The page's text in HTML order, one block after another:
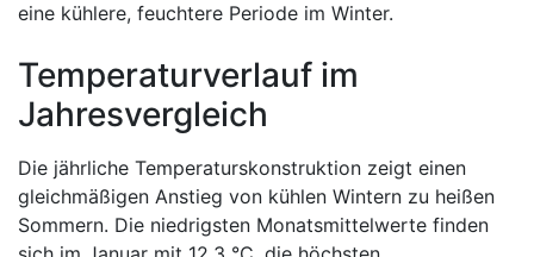
eine kühlere, feuchtere Periode im Winter.
Temperaturverlauf im
Jahresvergleich
Die jährliche Temperaturskonstruktion zeigt einen
gleichmäßigen Anstieg von kühlen Wintern zu heißen
Sommern. Die niedrigsten Monatsmittelwerte finden